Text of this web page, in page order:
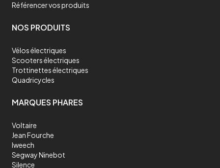
Référencer vos produits
NOS PRODUITS
Vélos électriques
Scooters électriques
Trottinettes électriques
Quadricycles
MARQUES PHARES
Voltaire
Jean Fourche
Iweech
Segway Ninebot
Silence